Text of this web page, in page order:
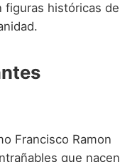
históricas de
Francisco Ramon
que nacen